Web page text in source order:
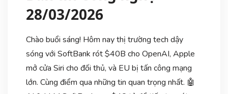
28/03/2026
Chào buổi sáng! Hôm nay thị trường tech dậy
sóng với SoftBank rót $40B cho OpenAI, Apple
mở cửa Siri cho đối thủ, và EU bị tấn công mạng
lớn. Cùng điểm qua những tin quan trọng nhất. 🤖